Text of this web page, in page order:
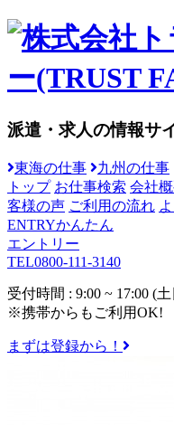
派遣・求人の情報サ
東海の仕事
九州の仕事
トップ お仕事検索 会社
客様の声 ご利用の流れ
ENTRYかんたん
エントリー
TEL0800-111-3140
受付時間 : 9:00 ~ 17:00 (
※携帯からもご利用OK!
まずは登録から！